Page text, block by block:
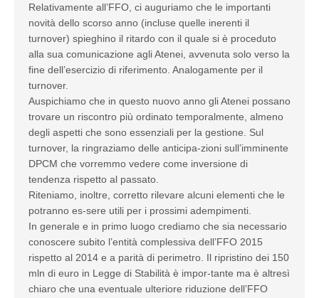
Relativamente all’FFO, ci auguriamo che le importanti
novità dello scorso anno (incluse quelle inerenti il
turnover) spieghino il ritardo con il quale si è proceduto
alla sua comunicazione agli Atenei, avvenuta solo verso la
fine dell’esercizio di riferimento. Analogamente per il
turnover.
Auspichiamo che in questo nuovo anno gli Atenei possano
trovare un riscontro più ordinato temporalmente, almeno
degli aspetti che sono essenziali per la gestione. Sul
turnover, la ringraziamo delle anticipa-zioni sull’imminente
DPCM che vorremmo vedere come inversione di
tendenza rispetto al passato.
Riteniamo, inoltre, corretto rilevare alcuni elementi che le
potranno es-sere utili per i prossimi adempimenti.
In generale e in primo luogo crediamo che sia necessario
conoscere subito l’entità complessiva dell’FFO 2015
rispetto al 2014 e a parità di perimetro. Il ripristino dei 150
mln di euro in Legge di Stabilità è impor-tante ma è altresì
chiaro che una eventuale ulteriore riduzione dell’FFO